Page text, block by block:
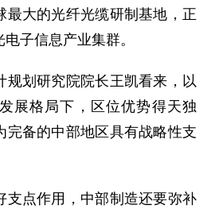
最大的光纤光缆研制基地，正
子信息产业集群。
划研究院院长王凯看来，以
展格局下，区位优势得天独
完备的中部地区具有战略性支
点作用，中部制造还要弥补